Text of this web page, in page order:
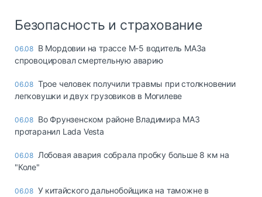
Безопасность и страхование
06.08 В Мордовии на трассе М-5 водитель МАЗа
спровоцировал смертельную аварию
06.08 Трое человек получили травмы при столкновении
легковушки и двух грузовиков в Могилеве
06.08 Во Фрунзенском районе Владимира МАЗ
протаранил Lada Vesta
06.08 Лобовая авария собрала пробку больше 8 км на
"Коле"
06.08 У китайского дальнобойщика на таможне в